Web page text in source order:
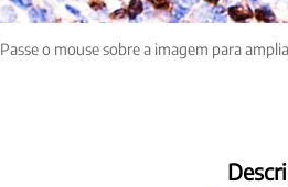
Passe o mouse sobre a imagem para